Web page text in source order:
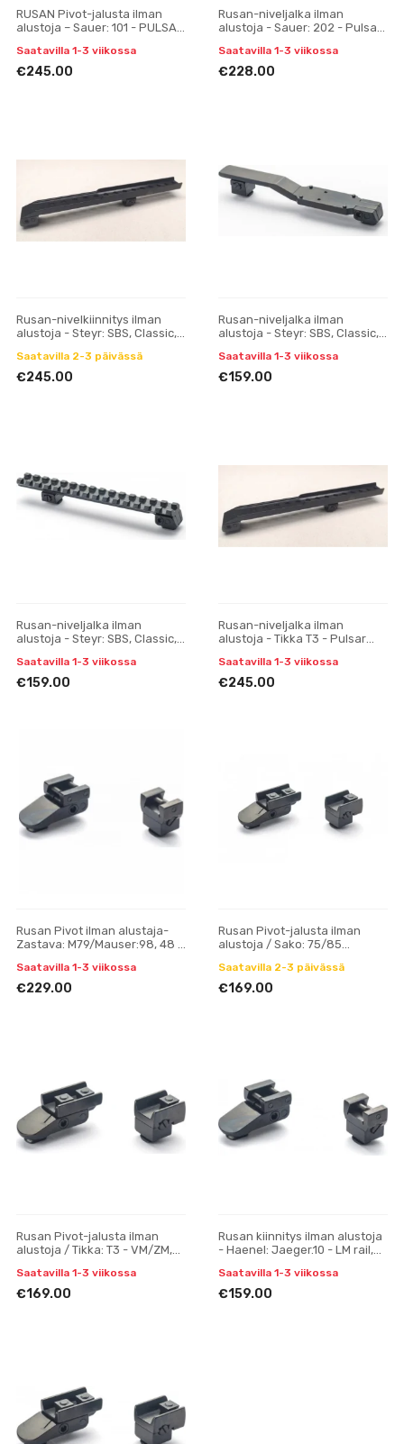
RUSAN Pivot-jalusta ilman
alustoja – Sauer: 101 - PULSAR
yksiosainen
Saatavilla 1-3 viikossa
€245.00
Rusan-niveljalka ilman
alustoja - Sauer: 202 - Pulsar
yksiosainen
Saatavilla 1-3 viikossa
€228.00
Rusan-nivelkiinnitys ilman
alustoja - Steyr: SBS, Classic,
Digisight
Saatavilla 2-3 päivässä
€245.00
Rusan-niveljalka ilman
alustoja - Steyr: SBS, Classic,
Saatavilla 1-3 viikossa
€159.00
Rusan-niveljalka ilman
alustoja - Steyr: SBS, Classic,
Saatavilla 1-3 viikossa
€159.00
Rusan-niveljalka ilman
alustoja - Tikka T3 - Pulsar
yksiosainen
Saatavilla 1-3 viikossa
€245.00
Rusan Pivot ilman alustaja-
Zastava: M79/Mauser:98, 48 -
Saatavilla 1-3 viikossa
€229.00
Rusan Pivot-jalusta ilman
alustoja / Sako: 75/85
VM/ZM, H19
Saatavilla 2-3 päivässä
€169.00
Rusan Pivot-jalusta ilman
alustoja / Tikka: T3 - VM/ZM,
Saatavilla 1-3 viikossa
€169.00
Rusan kiinnitys ilman alustoja
- Haenel: Jaeger.10 - LM rail,
Saatavilla 1-3 viikossa
€159.00